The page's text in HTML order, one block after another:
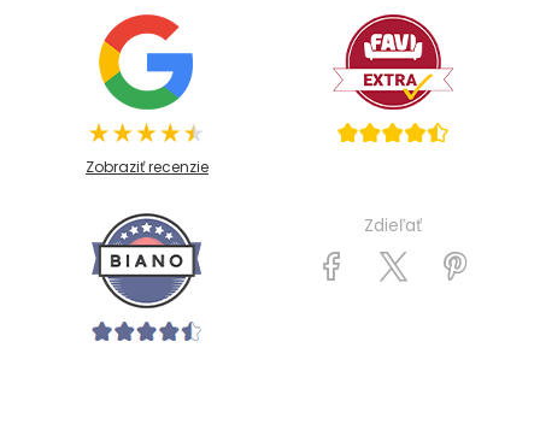
Zobraziť recenzie
Zdieľať